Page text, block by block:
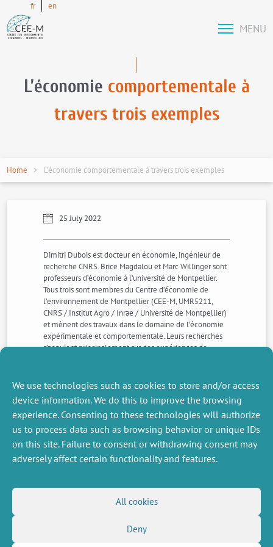
We use technologies such as cookies to store and/or access
device information. We do this to improve the browsing
experience. Consenting to these technologies will authorize
us to process data such as browsing behavior or unique IDs
on this site. Failure to consent or withdrawing consent may
adversely affect certain functionality and features.
All cookies
Deny
fr en
MENU
L’économie comportementale à
travers trois exemples
Home L’économie comportementale à travers trois exemples
25 July 2022
Dimitri Dubois est docteur en économie, ingénieur de
recherche CNRS. Brice Magdalou et Marc Willinger sont
professeurs d’économie à l’université de Montpellier.
Tous trois sont membres du Centre d’économie de
l’environnement de Montpellier (CEE-M, UMR5211,
CNRS / Institut Agro / Inrae / Université de Montpellier)
et mènent des travaux dans le domaine de l’économie
expérimentale et comportementale. Leurs recherches
s’appuient principalement sur des expériences de
dilemmes sociaux et d’asymétrie d’information.
NEXT
NEWS
PREVIOUS
NEWS
MISCELLANEOUS
Legal Notice
FOLLOW US
Social networks
(Twitter)